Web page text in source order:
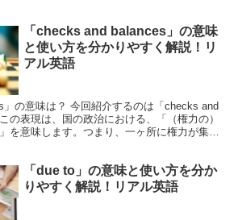
「checks and balances」の意味
と使い方を分かりやすく解説！リ
アル英語
」の意味は？ 今回紹介するのは「checks and
の表現は、国の政治における、「（権力の）
を意味します。つまり、一ヶ所に権力が集中
「due to」の意味と使い方を分か
りやすく解説！リアル英語